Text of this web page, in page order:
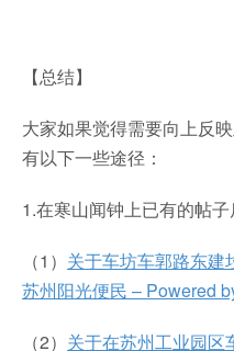
【总结】
大家如果觉得需要向上反
有以下一些途径：
1.在寒山闻钟上已有的帖子
（1） 关于车坊车郭路东建
苏州阳光便民 – Powered
（2） 关于在苏州工业园区